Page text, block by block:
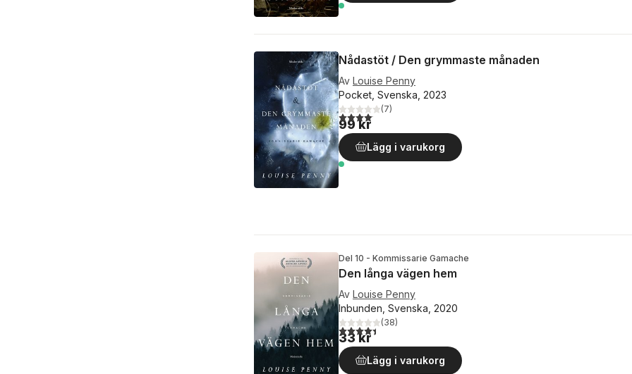
Nådastöt / Den grymmaste månaden
Av Louise Penny
Pocket, Svenska, 2023
4,1utav 5 stjärnor. Totalt antal röster:
(7)
99 kr
Lägg i varukorg
Del 10 - Kommissarie Gamache
Den långa vägen hem
Av Louise Penny
Inbunden, Svenska, 2020
4,4utav 5 stjärnor. Totalt antal röster:
(38)
33 kr
Lägg i varukorg